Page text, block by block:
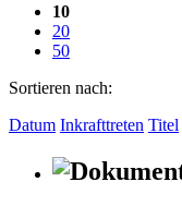
10
20
50
Sortieren nach:
Datum Inkrafttreten Titel